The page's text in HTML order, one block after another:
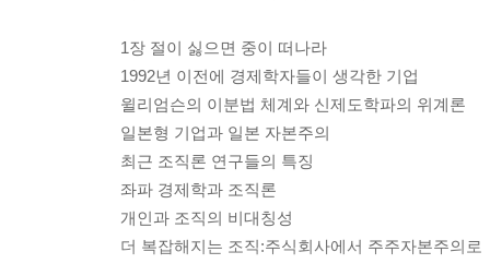
1장 절이 싫으면 중이 떠나라
1992년 이전에 경제학자들이 생각한 기업
윌리엄슨의 이분법 체계와 신제도학파의 위계론
일본형 기업과 일본 자본주의
최근 조직론 연구들의 특징
좌파 경제학과 조직론
개인과 조직의 비대칭성
더 복잡해지는 조직:주식회사에서 주주자본주의로